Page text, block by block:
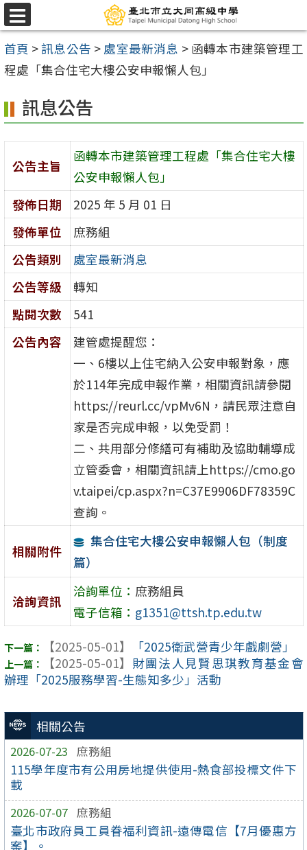
跳
至
主
要
容
區
選
單
首頁 >訊息公告 > 處室最新消息 > 函轉本市建築管理工
程處「集合住宅大樓公安申報懶人包」
相關公告
2026-07-23 庶務組
115學年度市有公用房地提供使用-熱食部投標文件下
載
2026-07-07 庶務組
臺北市政府員工員眷福利資訊-遠傳電信【7月優惠方
案】。
訊息公告
公告主旨
函轉本市建築管理工程處「集合住宅大樓
公安申報懶人包」
發佈日期
2025 年 5 月 01 日
發佈單位
庶務組
公告類別
處室最新消息
公告等級
轉知
點閱次數
541
公告內容
建管處提醒您：
一、6樓以上住宅納入公安申報對象，應
於114年完成申報作業，相關資訊請參閱
https://reurl.cc/vpMv6N，請民眾注意自
家是否完成申報，以免受罰！
二、共用部分修繕可有補助及協助輔導成
立管委會，相關資訊請上https://cmo.go
v.taipei/cp.aspx?n=C37E9906DF78359C
查詢。
相關附件
集合住宅大樓公安申報懶人包（制度
篇）
洽詢資訊
洽詢單位： 庶務組員
電子信箱： g1351@ttsh.tp.edu.tw
【2025-05-01】
「2025衛武營青少年戲劇營」
【2025-05-01】 財團法人見賢思琪教育基金會
辦理「2025服務學習-生態知多少」活動